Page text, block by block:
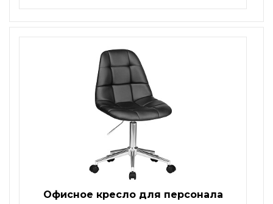
Офисное кресло для персонала